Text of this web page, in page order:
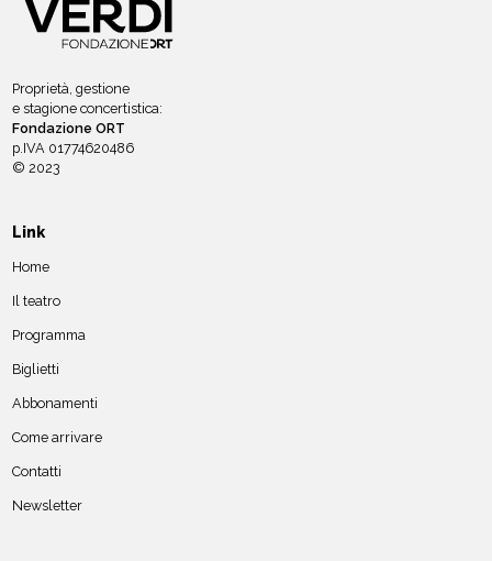
Proprietà, gestione
e stagione concertistica:
Fondazione ORT
p.IVA 01774620486
© 2023
Link
Home
Il teatro
Programma
Biglietti
Abbonamenti
Come arrivare
Contatti
Newsletter